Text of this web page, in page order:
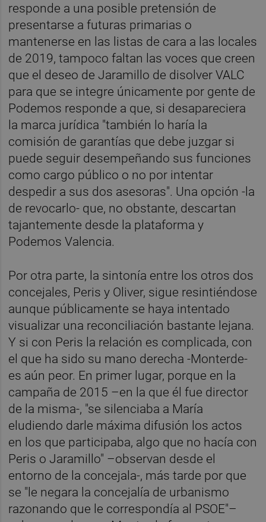
responde a una posible pretensión de
presentarse a futuras primarias o
mantenerse en las listas de cara a las locales
de 2019, tampoco faltan las voces que creen
que el deseo de Jaramillo de disolver VALC
para que se integre únicamente por gente de
Podemos responde a que, si desapareciera
la marca jurídica "también lo haría la
comisión de garantías que debe juzgar si
puede seguir desempeñando sus funciones
como cargo público o no por intentar
despedir a sus dos asesoras". Una opción -la
de revocarlo- que, no obstante, descartan
tajantemente desde la plataforma y
Podemos Valencia.
Por otra parte, la sintonía entre los otros dos
concejales, Peris y Oliver, sigue resintiéndose
aunque públicamente se haya intentado
visualizar una reconciliación bastante lejana.
Y si con Peris la relación es complicada, con
el que ha sido su mano derecha -Monterde-
es aún peor. En primer lugar, porque en la
campaña de 2015 –en la que él fue director
de la misma-, "se silenciaba a María
eludiendo darle máxima difusión los actos
en los que participaba, algo que no hacía con
Peris o Jaramillo" –observan desde el
entorno de la concejala-, más tarde por que
se "le negara la concejalía de urbanismo
razonando que le correspondía al PSOE"–